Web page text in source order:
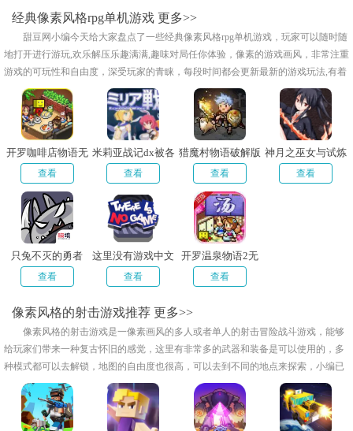
经典像素风格rpg单机游戏 更多>>
甜豆网小编今天给大家盘点了一些经典像素风格rpg单机游戏，玩家可以随时随
地打开进行游玩,欢乐解压乐趣满满,趣味对局任你体验，像素的游戏画风，非常注重
游戏的可玩性和自由度，深受玩家的青睐，每段时间都会更新最新的游戏玩法,有着
较高的自由性！
开罗咖啡店物语无
限金币版
查看
米莉亚战记dx被各
种怪物吞噬版
查看
猎魔村物语破解版
无限钻石版最新
查看
神月之巫女与试炼
洞窟(cg解锁版)
查看
只兔不灭的勇者
mod内置作弊菜单
查看
这里没有游戏中文
版最新版
查看
开罗温泉物语2无
限奖牌破解版
查看
像素风格的射击游戏推荐 更多>>
像素风格的射击游戏是一像素画风的多人或者单人的射击冒险战斗游戏，能够
给玩家们带来一种复古怀旧的感觉，这里有非常多的武器和装备是可以使用的，多
种模式都可以去解锁，地图的自由度也很高，可以去到不同的地点来探索，小编已
经给大家去整理了像素风格的射击游戏推荐，有喜欢的朋友欢迎来下载试试吧！